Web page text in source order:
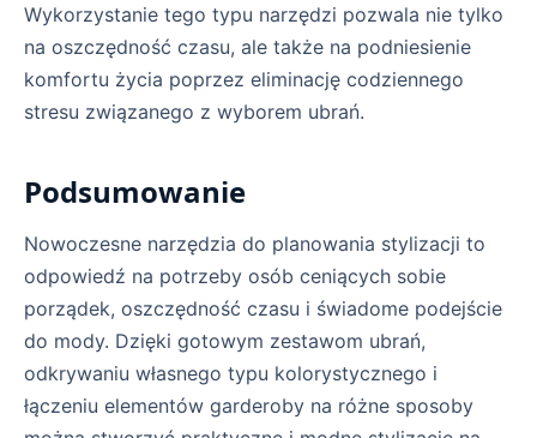
Wykorzystanie tego typu narzędzi pozwala nie tylko
na oszczędność czasu, ale także na podniesienie
komfortu życia poprzez eliminację codziennego
stresu związanego z wyborem ubrań.
Podsumowanie
Nowoczesne narzędzia do planowania stylizacji to
odpowiedź na potrzeby osób ceniących sobie
porządek, oszczędność czasu i świadome podejście
do mody. Dzięki gotowym zestawom ubrań,
odkrywaniu własnego typu kolorystycznego i
łączeniu elementów garderoby na różne sposoby